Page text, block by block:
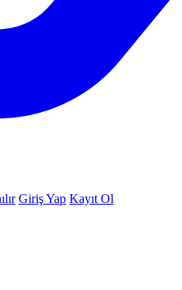
Giriş Yap Kayıt Ol